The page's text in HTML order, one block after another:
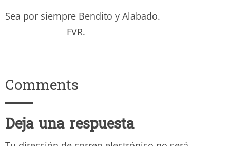
Sea por siempre Bendito y Alabado.
FVR.
Comments
Deja una respuesta